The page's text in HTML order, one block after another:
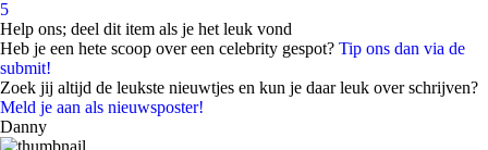
5
Help ons; deel dit item als je het leuk vond
Heb je een hete scoop over een celebrity gespot? Tip ons dan via de
submit!
Zoek jij altijd de leukste nieuwtjes en kun je daar leuk over schrijven?
Meld je aan als nieuwsposter!
Danny